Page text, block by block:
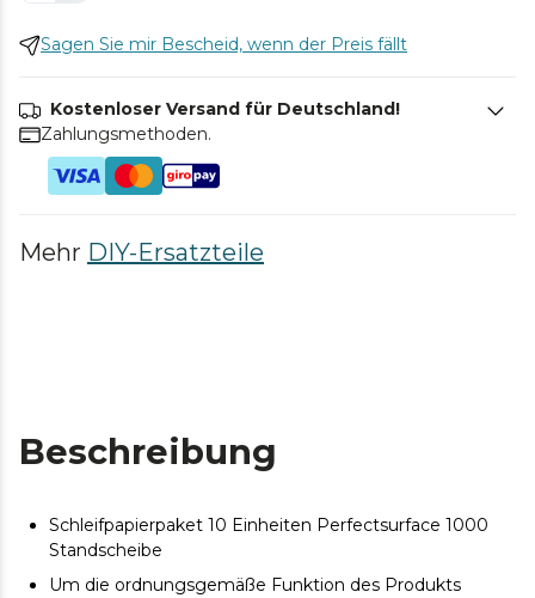
Sagen Sie mir Bescheid, wenn der Preis fällt
Kostenloser Versand für Deutschland!
Zahlungsmethoden.
Mehr DIY-Ersatzteile
Beschreibung
Schleifpapierpaket 10 Einheiten Perfectsurface 1000
Standscheibe
Um die ordnungsgemäße Funktion des Produkts